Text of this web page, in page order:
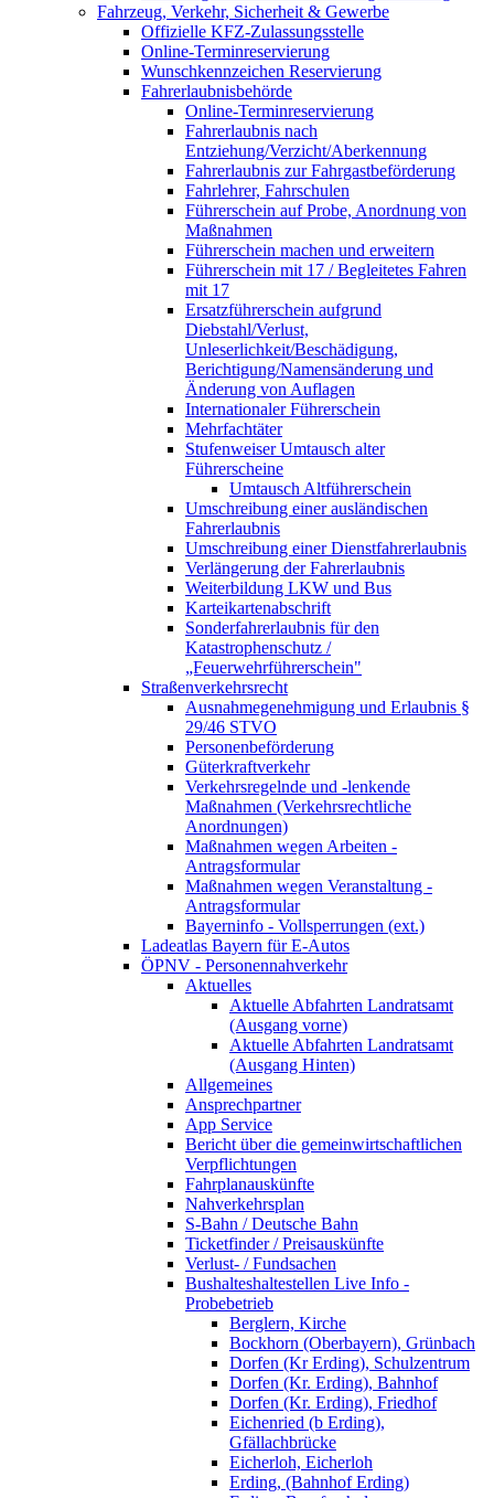
Fahrzeug, Verkehr, Sicherheit & Gewerbe
Offizielle KFZ-Zulassungsstelle
Online-Terminreservierung
Wunschkennzeichen Reservierung
Fahrerlaubnisbehörde
Online-Terminreservierung
Fahrerlaubnis nach
Entziehung/Verzicht/Aberkennung
Fahrerlaubnis zur Fahrgastbeförderung
Fahrlehrer, Fahrschulen
Führerschein auf Probe, Anordnung von
Maßnahmen
Führerschein machen und erweitern
Führerschein mit 17 / Begleitetes Fahren
mit 17
Ersatzführerschein aufgrund
Diebstahl/Verlust,
Unleserlichkeit/Beschädigung,
Berichtigung/Namensänderung und
Änderung von Auflagen
Internationaler Führerschein
Mehrfachtäter
Stufenweiser Umtausch alter
Führerscheine
Umtausch Altführerschein
Umschreibung einer ausländischen
Fahrerlaubnis
Umschreibung einer Dienstfahrerlaubnis
Verlängerung der Fahrerlaubnis
Weiterbildung LKW und Bus
Karteikartenabschrift
Sonderfahrerlaubnis für den
Katastrophenschutz /
„Feuerwehrführerschein"
Straßenverkehrsrecht
Ausnahmegenehmigung und Erlaubnis §
29/46 STVO
Personenbeförderung
Güterkraftverkehr
Verkehrsregelnde und -lenkende
Maßnahmen (Verkehrsrechtliche
Anordnungen)
Maßnahmen wegen Arbeiten -
Antragsformular
Maßnahmen wegen Veranstaltung -
Antragsformular
Bayerninfo - Vollsperrungen (ext.)
Ladeatlas Bayern für E-Autos
ÖPNV - Personennahverkehr
Aktuelles
Aktuelle Abfahrten Landratsamt
(Ausgang vorne)
Aktuelle Abfahrten Landratsamt
(Ausgang Hinten)
Allgemeines
Ansprechpartner
App Service
Bericht über die gemeinwirtschaftlichen
Verpflichtungen
Fahrplanauskünfte
Nahverkehrsplan
S-Bahn / Deutsche Bahn
Ticketfinder / Preisauskünfte
Verlust- / Fundsachen
Bushalteshaltestellen Live Info -
Probebetrieb
Berglern, Kirche
Bockhorn (Oberbayern), Grünbach
Dorfen (Kr Erding), Schulzentrum
Dorfen (Kr. Erding), Bahnhof
Dorfen (Kr. Erding), Friedhof
Eichenried (b Erding),
Gfällachbrücke
Eicherloh, Eicherloh
Erding, (Bahnhof Erding)